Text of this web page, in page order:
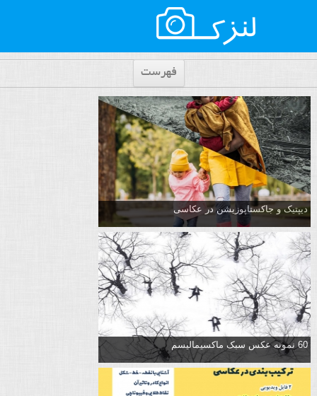
فهرست
دیپتیک و جاکستا‌پوزیشن در عکاسی
60 نمونه عکس سبک ماکسیمالیسم